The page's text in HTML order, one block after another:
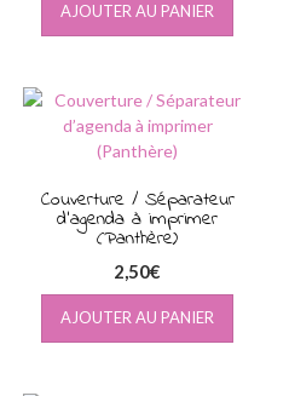
AJOUTER AU PANIER
Couverture / Séparateur
d’agenda à imprimer
(Panthère)
2,50€
AJOUTER AU PANIER